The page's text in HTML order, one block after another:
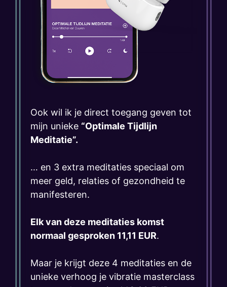
Ook wil ik je direct toegang geven tot
mijn unieke “Optimale Tijdlijn
Meditatie”.
… en 3 extra meditaties speciaal om
meer geld, relaties of gezondheid te
manifesteren.
Elk van deze meditaties komst
normaal gesproken 11,11 EUR.
Maar je krijgt deze 4 meditaties en de
unieke verhoog je vibratie masterclass